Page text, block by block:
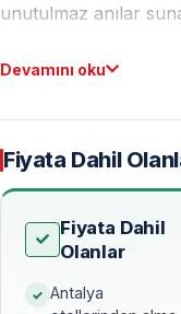
unutulmaz anılar
Bu turyalnızca
ücretifiyata dahil
Pamukkale —
Doğa
benzersiz doğal
Devamını oku
Fiyata Dahil
Fiyata Dahil
Olanlar
Antalya